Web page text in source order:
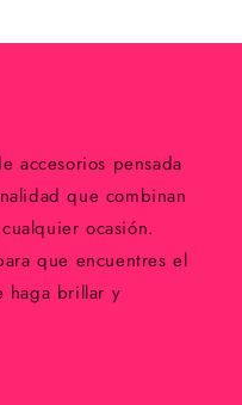
accesorios pensada
que combinan
ocasión.
que encuentres el
haga brillar y